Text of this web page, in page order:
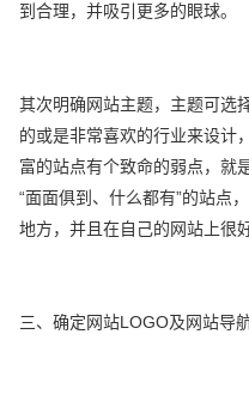
到合理，并吸引更多的眼球。
其次明确网站主题，主题可选
的或是非常喜欢的行业来设计
富的站点有个致命的弱点，就
“面面俱到、什么都有”的站点
地方，并且在自己的网站上很
三、确定网站LOGO及网站导